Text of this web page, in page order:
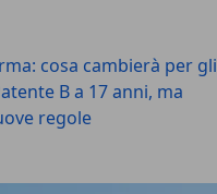
cosa cambierà per gli
B a 17 anni, ma
regole